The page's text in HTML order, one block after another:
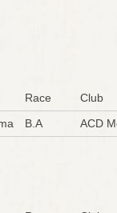
Race
Club
B.A ACD